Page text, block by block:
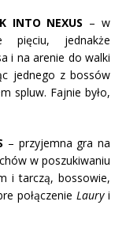
INTO NEXUS – w
jednakże
i na arenie do walki
jednego z bossów
spluw. Fajnie było,
– przyjemna gra na
w poszukiwaniu
i tarczą, bossowie,
połączenie Lauryi